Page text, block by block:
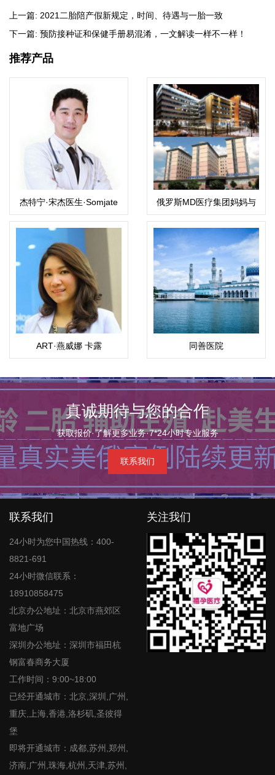
上一篇: 2021二胎陪产假新规定，时间、待遇与一胎一致
下一篇: 预防接种证和保健手册易混淆，一文解读一样不一样！
推荐产品
杰特宁·宋杰医生·Somjate
Manipalviratn,M.D
俄罗斯MD医疗集团妈妈与
孩子
ART·燕威娜 卡露
（Weena）
同善医院
真诚期待与您的合作
获取报价·了解更多业务·7*24小时专业服务
联系我们
联系我们
24小时为您中国热线：400-
8821-691
24小时微信联系：
18910858475
北京办公地址：北京市燕郊区
富地广场
深圳办公地址：深圳市福田杭
钢富春商务大厦
工作时间：9:00~18:00
已经开通城市：北京,深圳,广州,
重庆,上海,香港,洛杉矶,圣彼得
堡
即将开通城市：成都,苏州,郑州,
济南,广州,珠海,杭州,天津,苏州,
关注我们